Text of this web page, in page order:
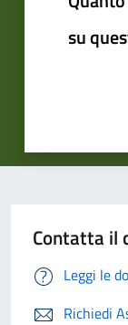
su
Contatta il
Leggi le
Richiedi